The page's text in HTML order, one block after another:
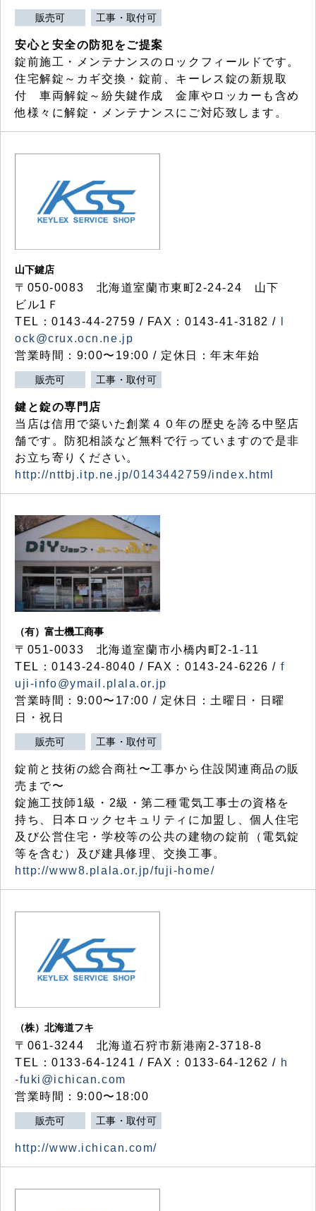
販売可 工事・取付可
安心と安全の防犯をご提案
錠前施工・メンテナンスのロックフィールドです。
住宅解錠～カギ交換・錠前、キーレス錠の新規取
付 車両解錠～紛失鍵作成 金庫やロッカーも含め
他様々に解錠・メンテナンスにご対応致します。
山下鍵店
〒050-0083 北海道室蘭市東町2-24-24 山下
ビル1Ｆ
TEL：0143-44-2759 / FAX：0143-41-3182 /
ock@crux.ocn.ne.jp
営業時間：9:00〜19:00 / 定休日：年末年始
販売可 工事・取付可
鍵と錠の専門店
当店は信用で築いた創業４０年の歴史を誇る中堅店
舗です。防犯相談など無料で行っていますので是非
お立ち寄りください。
http://nttbj.itp.ne.jp/0143442759/index.html
（有）富士機工商事
〒051-0033 北海道室蘭市小橋内町2-1-11
TEL：0143-24-8040 / FAX：0143-24-6226 / f
uji-info@ymail.plala.or.jp
営業時間：9:00〜17:00 / 定休日：土曜日・日曜
日・祝日
販売可 工事・取付可
錠前と技術の総合商社〜工事から住設関連商品の販
売まで〜
錠施工技師1級・2級・第二種電気工事士の資格を
持ち、日本ロックセキュリティに加盟し、個人住宅
及び公営住宅・学校等の公共の建物の錠前（電気錠
等を含む）及び建具修理、交換工事。
http://www8.plala.or.jp/fuji-home/
（株）北海道フキ
〒061-3244 北海道石狩市新港南2-3718-8
TEL：0133-64-1241 / FAX：0133-64-1262 / h
-fuki@ichican.com
営業時間：9:00〜18:00
販売可 工事・取付可
http://www.ichican.com/